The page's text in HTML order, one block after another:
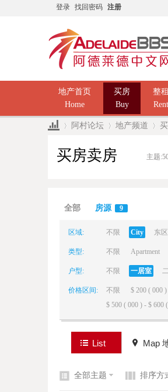
登录 找回密码 注册
地产首页
Home
买房
Buy
整租
Rent
阿村论坛 地产频道
买房卖房 主题:
全部 房源 9
区域: 不限 City 东区
类型: 不限 Apartment
户型: 不限 一居室
价格区间: 不限 $ 200 ( 000 )
$ 500 ( 000 ) - $ 600 (
List Map
全部主题 排序方